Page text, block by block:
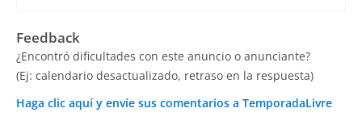
Feedback
¿Encontró dificultades con este anuncio o anunciante?
(Ej: calendario desactualizado, retraso en la respuesta)
Haga clic aquí y envíe sus comentarios a TemporadaLivre